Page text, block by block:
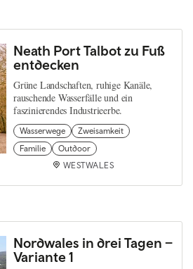
Neath Port Talbot zu Fuß
entdecken
Grüne Landschaften, ruhige Kanäle,
rauschende Wasserfälle und ein
faszinierendes Industrieerbe.
Wasserwege
Zweisamkeit
Familie
Outdoor
WESTWALES
Nordwales in drei Tagen –
Variante 1